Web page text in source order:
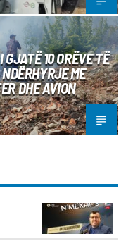
10 ORËVE TË
ME
DHE AVION